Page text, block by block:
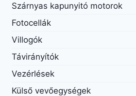
Szárnyas kapunyitó motorok
Fotocellák
Villogók
Távirányítók
Vezérlések
Külső vevőegységek